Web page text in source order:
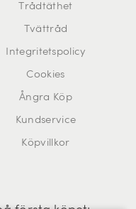
Trådtäthet
Tvättråd
Integritetspolicy
Cookies
Ångra Köp
Kundservice
Köpvillkor